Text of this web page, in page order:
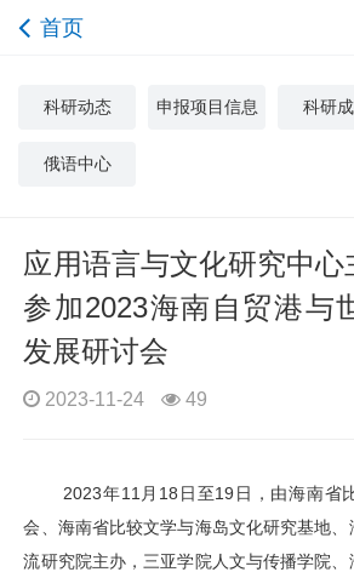
首页
科研动态 申报项目信息 科研
俄语中心
应用语言与文化研究中
参加2023海南自贸港与
发展研讨会
2023-11-24 49
2023年11 月 18 日至19 日，由海南省
会、海南省比较文学与海岛文化研究基地
流研究院主办，三亚学院人文与传播学院